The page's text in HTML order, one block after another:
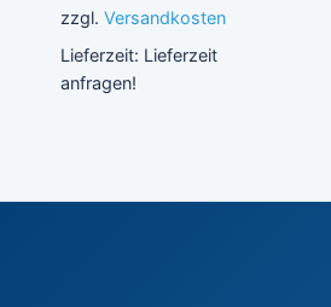
zzgl. Versandkosten
Lieferzeit: Lieferzeit
anfragen!